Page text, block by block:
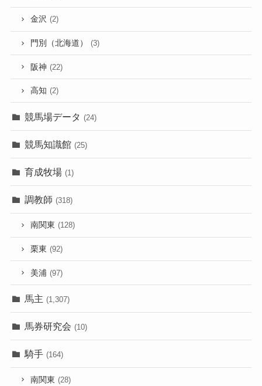
金沢 (2)
門別（北海道） (3)
阪神 (22)
高知 (2)
競馬場データ (24)
競馬知識館 (25)
育成牧場 (1)
調教師 (318)
南関東 (128)
栗東 (92)
美浦 (97)
馬主 (1,307)
馬券研究会 (10)
騎手 (164)
南関東 (28)